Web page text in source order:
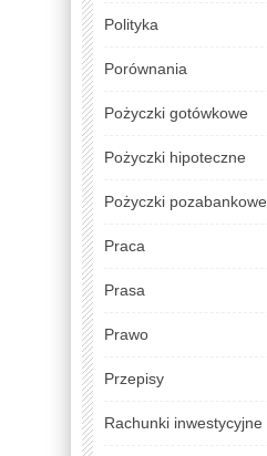
Polityka
Porównania
Pożyczki gotówkowe
Pożyczki hipoteczne
Pożyczki pozabankowe
Praca
Prasa
Prawo
Przepisy
Rachunki inwestycyjne